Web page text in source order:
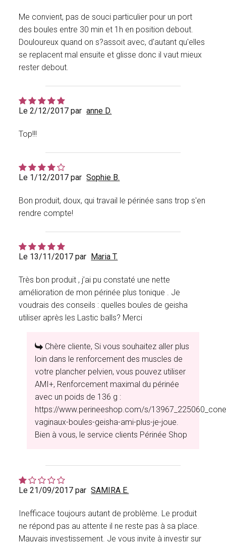
Me convient, pas de souci particulier pour un port
des boules entre 30 min et 1h en position debout.
Douloureux quand on s?assoit avec, d'autant qu'elles
se replacent mal ensuite et glisse donc il vaut mieux
rester debout.
Le 2/12/2017 par anne D.
Top!!!
Le 1/12/2017 par Sophie B.
Bon produit, doux, qui travail le périnée sans trop s'en
rendre compte!
Le 13/11/2017 par Maria T.
Très bon produit , j’ai pu constaté une nette
amélioration de mon périnée plus tonique . Je
voudrais des conseils : quelles boules de geisha
utiliser après les Lastic balls? Merci
Chère cliente, Si vous souhaitez aller plus
loin dans le renforcement des muscles de
votre plancher pelvien, vous pouvez utiliser
AMI+, Renforcement maximal du périnée
avec un poids de 136 g :
https://www.perineeshop.com/s/
vaginaux-boules-geisha-ami-plus-je-joue.
Bien à vous, le service clients Périnée Shop
Le 21/09/2017 par SAMIRA E.
Inefficace toujours autant de problème. Le produit
ne répond pas au attente il ne reste pas à sa place.
Mauvais investissement. Je vous invite à investir sur